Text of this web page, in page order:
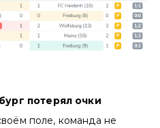
потерял очки
поле, команда не